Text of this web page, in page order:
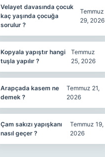
Velayet davasında çocuk
kaç yaşında çocuğa
sorulur ?
Temmuz
29, 2026
Kopyala yapıştır hangi
tuşla yapılır ?
Temmuz
25, 2026
Arapçada kasem ne
demek ?
Temmuz 21,
2026
Çam sakızı yapışkanı
nasıl geçer ?
Temmuz 19,
2026